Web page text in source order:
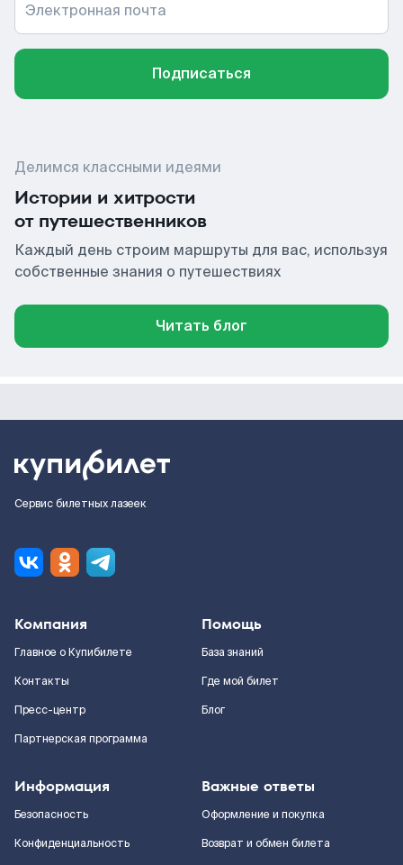
Электронная почта
Подписаться
Делимся классными идеями
Истории и хитрости
от путешественников
Каждый день строим маршруты для вас, используя
собственные знания о путешествиях
Читать блог
Сервис билетных лазеек
Компания
Главное о Купибилете
Контакты
Пресс-центр
Партнерская программа
Помощь
База знаний
Где мой билет
Блог
Информация
Безопасность
Конфиденциальность
Важные ответы
Оформление и покупка
Возврат и обмен билета